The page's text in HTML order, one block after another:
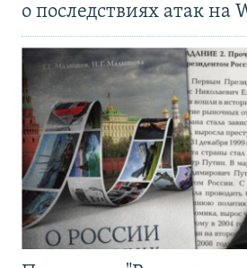
о последствиях атак на